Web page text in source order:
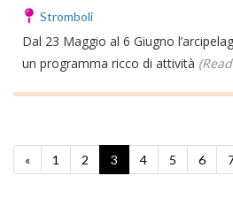
Stromboli
Dal 23 Maggio al 6 Giugno
un programma ricco di attività
« 1 2 3 4 5 6